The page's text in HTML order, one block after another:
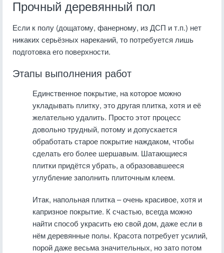
Прочный деревянный пол
Если к полу (дощатому, фанерному, из ДСП и т.п.) нет
никаких серьёзных нареканий, то потребуется лишь
подготовка его поверхности.
Этапы выполнения работ
Единственное покрытие, на которое можно
укладывать плитку, это другая плитка, хотя и её
желательно удалить. Просто этот процесс
довольно трудный, потому и допускается
обработать старое покрытие наждаком, чтобы
сделать его более шершавым. Шатающиеся
плитки придётся убрать, а образовавшееся
углубление заполнить плиточным клеем.
Итак, напольная плитка – очень красивое, хотя и
капризное покрытие. К счастью, всегда можно
найти способ украсить ею свой дом, даже если в
нём деревянные полы. Красота потребует усилий,
порой даже весьма значительных, но зато потом